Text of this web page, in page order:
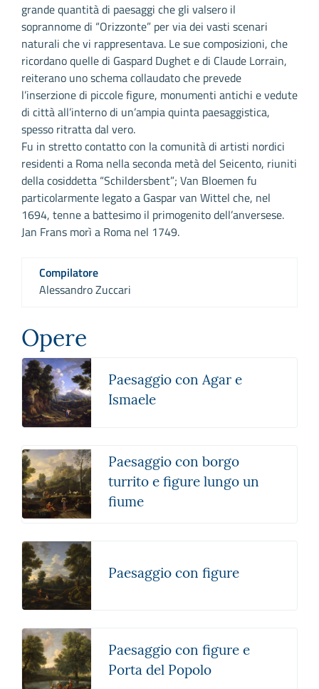
grande quantità di paesaggi che gli valsero il
soprannome di “Orizzonte” per via dei vasti scenari
naturali che vi rappresentava. Le sue composizioni, che
ricordano quelle di Gaspard Dughet e di Claude Lorrain,
reiterano uno schema collaudato che prevede
l’inserzione di piccole figure, monumenti antichi e vedute
di città all’interno di un’ampia quinta paesaggistica,
spesso ritratta dal vero.
Fu in stretto contatto con la comunità di artisti nordici
residenti a Roma nella seconda metà del Seicento, riuniti
della cosiddetta “Schildersbent”; Van Bloemen fu
particolarmente legato a Gaspar van Wittel che, nel
1694, tenne a battesimo il primogenito dell’anversese.
Jan Frans morì a Roma nel 1749.
Compilatore
Alessandro Zuccari
Opere
Paesaggio con Agar e
Ismaele
Paesaggio con borgo
turrito e figure lungo un
fiume
Paesaggio con figure
Paesaggio con figure e
Porta del Popolo